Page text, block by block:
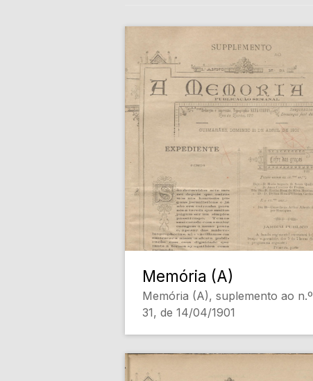
Memória (A)
Memória (A), suplemento ao n.º
31, de 14/04/1901